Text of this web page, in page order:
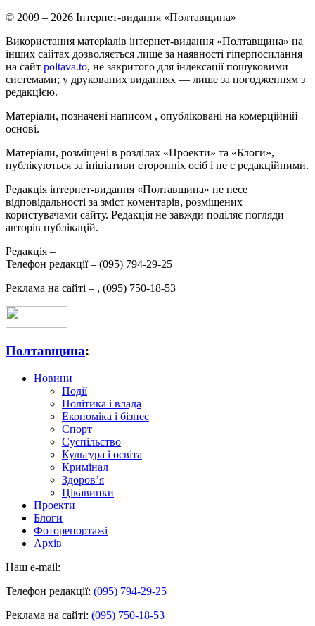
© 2009 – 2026 Інтернет-видання «Полтавщина»
Використання матеріалів інтернет-видання «Полтавщина» на
інших сайтах дозволяється лише за наявності гіперпосилання
на сайт poltava.to, не закритого для індексації пошуковими
системами; у друкованих виданнях — лише за погодженням з
редакцією.
Матеріали, позначені написом , опубліковані на комерційній
основі.
Матеріали, розміщені в розділах «Проекти» та «Блоги»,
публікуються за ініціативи сторонніх осіб і не є редакційними.
Редакція інтернет-видання «Полтавщина» не несе
відповідальності за зміст коментарів, розміщених
користувачами сайту. Редакція не завжди поділяє погляди
авторів публікацій.
Редакція –
Телефон редакції – (095) 794-29-25
Реклама на сайті – , (095) 750-18-53
Полтавщина:
Новини
Події
Політика і влада
Економіка і бізнес
Спорт
Суспільство
Культура і освіта
Кримінал
Здоров’я
Цікавинки
Проекти
Блоги
Фоторепортажі
Архів
Наш e-mail:
Телефон редакції: (095) 794-29-25
Реклама на сайті: (095) 750-18-53